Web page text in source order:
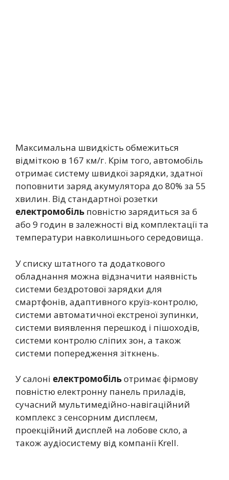
Максимальна швидкість обмежиться
відміткою в 167 км/г. Крім того, автомобіль
отримає систему швидкої зарядки, здатної
поповнити заряд акумулятора до 80% за 55
хвилин. Від стандартної розетки
електромобіль повністю зарядиться за 6
або 9 годин в залежності від комплектації та
температури навколишнього середовища.
У списку штатного та додаткового
обладнання можна відзначити наявність
системи бездротової зарядки для
смартфонів, адаптивного круїз-контролю,
системи автоматичної екстреної зупинки,
системи виявлення перешкод і пішоходів,
системи контролю сліпих зон, а також
системи попередження зіткнень.
У салоні електромобільотримає фірмову
повністю електронну панель приладів,
сучасний мультимедійно-навігаційний
комплекс з сенсорним дисплеєм,
проекційний дисплей на лобове скло, а
також аудіосистему від компанії Krell.